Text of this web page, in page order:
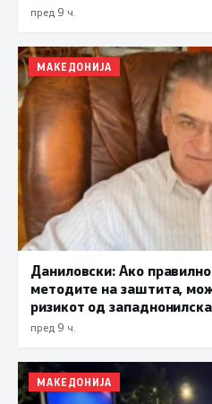
прифаќање на француски
пред 9 ч.
МАКЕДОНИЈА
Даниловски: Ако
методите на заштита,
ризикот од
пред 9 ч.
МАКЕДОНИЈА